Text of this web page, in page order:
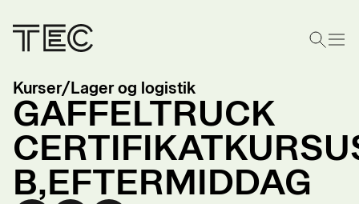
Kurser/Lager og logistik
GAFFELTRUCK
B,EFTERMIDDAG